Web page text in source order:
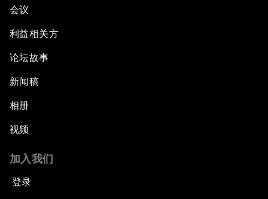
会议
利益相关方
论坛故事
新闻稿
相册
视频
加入我们
登录